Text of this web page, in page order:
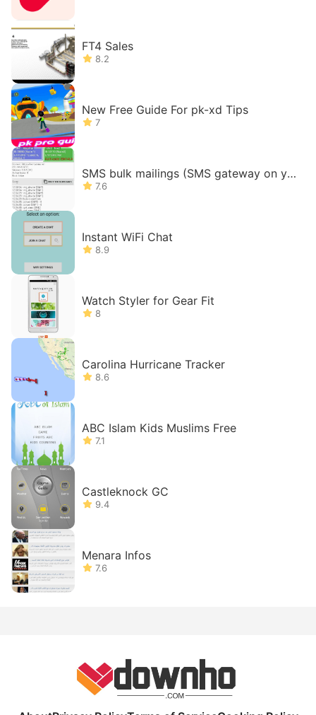
FT4 Sales
8.2
New Free Guide For pk-xd Tips
7
SMS bulk mailings (SMS gateway on yo
ur phone)
7.6
Instant WiFi Chat
8.9
Watch Styler for Gear Fit
8
Carolina Hurricane Tracker
8.6
ABC Islam Kids Muslims Free
7.1
Castleknock GC
9.4
Menara Infos
7.6